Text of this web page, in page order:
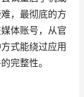
，最彻底的方
体账号，从官
式能绕过应用
完整性。